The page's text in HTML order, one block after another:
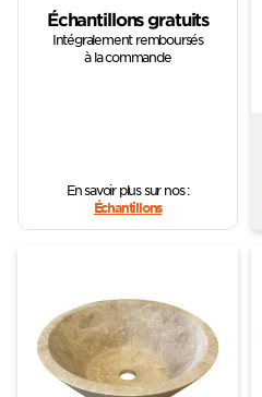
Échantillons gratuits
Intégralement remboursés
à la commande
En savoir plus sur nos :
Échantillons